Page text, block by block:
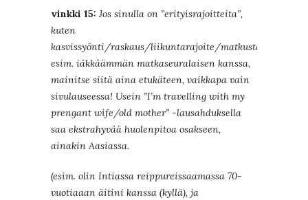
vinkki 15: Jos sinulla on ”erityisrajoitteita”,
kuten
kasvissyönti/raskaus/liikuntarajoite/matkustat
esim. iäkkäämmän matkaseuralaisen kanssa,
mainitse siitä aina etukäteen, vaikkapa vain
sivulauseessa! Usein ”I’m travelling with my
prengant wife/old mother” -lausahduksella
saa ekstrahyvää huolenpitoa osakseen,
ainakin Aasiassa.
(esim. olin Intiassa reippureissaamassa 70-
vuotiaaan äitini kanssa (kyllä), ja